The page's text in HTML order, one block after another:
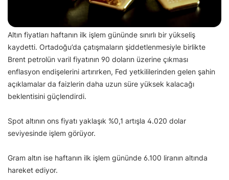
Altın fiyatları haftanın ilk işlem gününde sınırlı bir yükseliş
kaydetti. Ortadoğu’da çatışmaların şiddetlenmesiyle birlikte
Brent petrolün varil fiyatının 90 doların üzerine çıkması
enflasyon endişelerini artırırken, Fed yetkililerinden gelen şahin
açıklamalar da faizlerin daha uzun süre yüksek kalacağı
beklentisini güçlendirdi.
Spot altının ons fiyatı yaklaşık %0,1 artışla 4.020 dolar
seviyesinde işlem görüyor.
Gram altın ise haftanın ilk işlem gününde 6.100 liranın altında
hareket ediyor.